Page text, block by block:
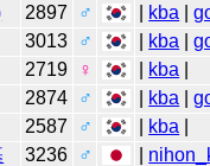
2897 ♂ kba |
3013 ♂ kba |
2719 ♀ kba
2874 ♂ kba |
2587 ♂ kba
3236 ♂